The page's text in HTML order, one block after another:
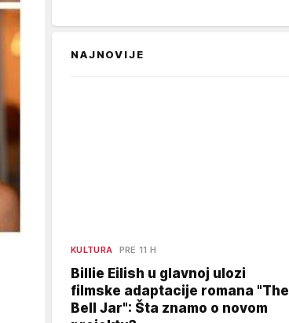
NAJNOVIJE
KULTURA PRE 11 H
Billie Eilish u glavnoj ulozi
filmske adaptacije romana "The
Bell Jar": Šta znamo o novom